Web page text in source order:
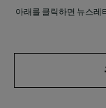
아래를 클릭하면 뉴스레